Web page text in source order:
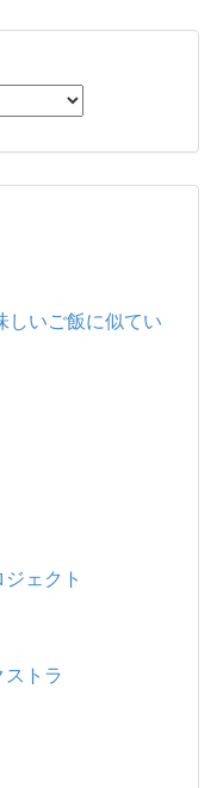
しいご飯に似てい
ェクト
トラ